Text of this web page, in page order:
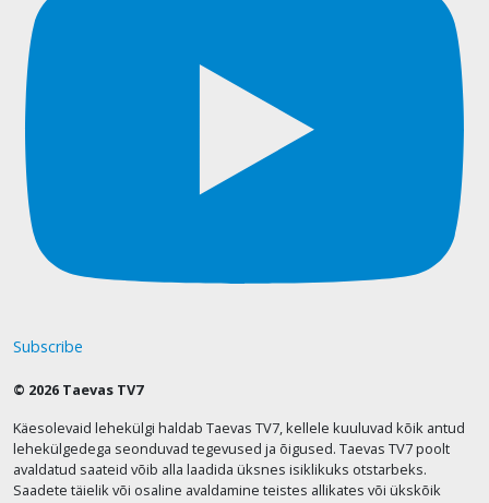
Subscribe
© 2026 Taevas TV7
Käesolevaid lehekülgi haldab Taevas TV7, kellele kuuluvad kõik antud
lehekülgedega seonduvad tegevused ja õigused. Taevas TV7 poolt
avaldatud saateid võib alla laadida üksnes isiklikuks otstarbeks.
Saadete täielik või osaline avaldamine teistes allikates või ükskõik